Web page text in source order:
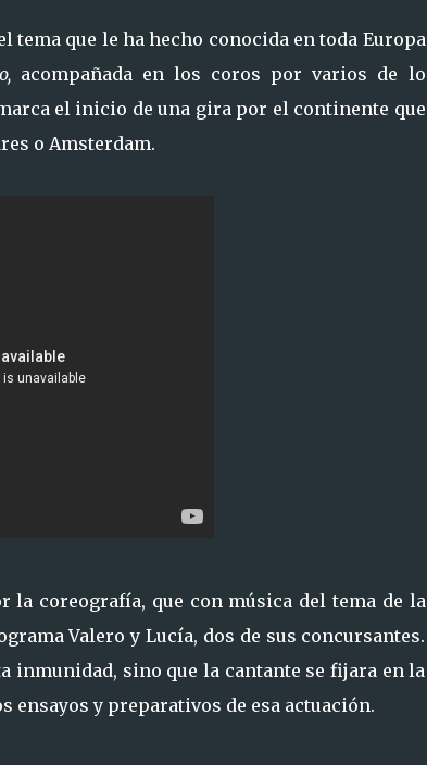
que le ha hecho conocida en toda Europa
acompañada en los coros por varios de lo
el inicio de una gira por el continente que
o Amsterdam.
coreografía, que con música del tema de la
Valero y Lucía, dos de sus concursantes.
inmunidad, sino que la cantante se fijara en la
ensayos y preparativos de esa actuación.